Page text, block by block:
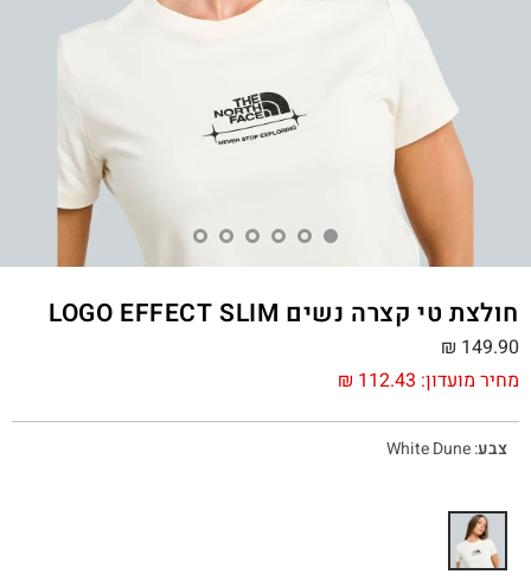
חולצת טי קצרה נשים LOGO EFFECT SLIM
מחיר מועדון: ₪ 112.43
₪ 149.90
צבע:
White Dune